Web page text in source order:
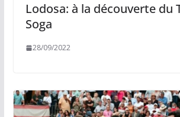
Lodosa: à la découverte du
Soga
28/09/2022